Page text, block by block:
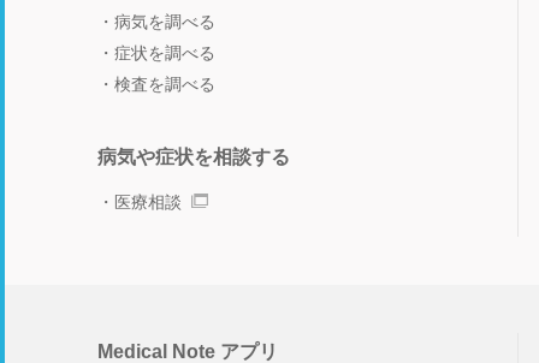
病気を調べる
症状を調べる
検査を調べる
病気や症状を相談する
医療相談
Medical Note アプリ